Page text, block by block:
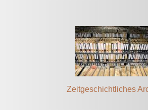
Zeitgeschichtliches